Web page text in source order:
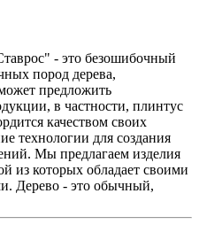
- это безошибочный
пород дерева,
предложить
в частности, плинтус
качеством своих
технологии для создания
Мы предлагаем изделия
из которых обладает своими
Дерево - это обычный,